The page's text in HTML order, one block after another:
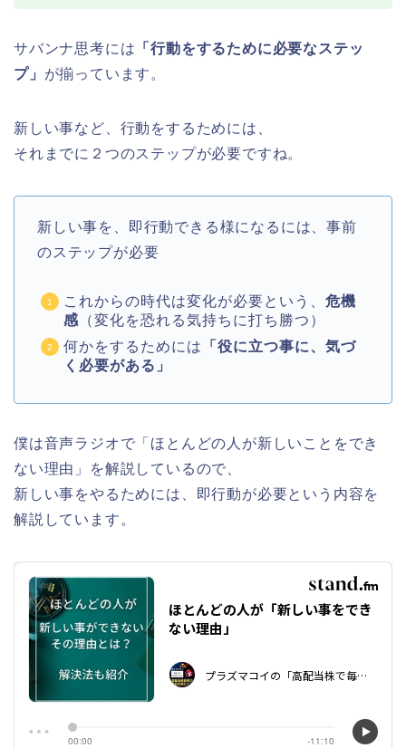
サバンナ思考には 「行動をするために必要なステッ
プ」 が揃っています。
新しい事など、行動をするためには、
それまでに２つのステップが必要ですね。
新しい事を、即行動できる様になるには、事前
のステップが必要
これからの時代は変化が必要という、 危機
感 （変化を恐れる気持ちに打ち勝つ）
何かをするためには
「役に立つ事に、気づ
く必要がある」
僕は音声ラジオで「ほとんどの人が新しいことをでき
ない理由」を解説しているので、
新しい事をやるためには、即行動が必要という内容を
解説しています。